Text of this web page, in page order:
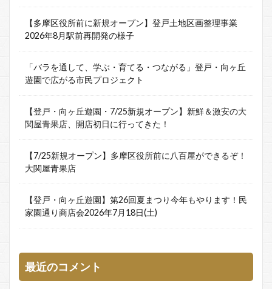
【多摩区役所前に新規オープン】登戸土地区画整理事業
2026年8月駅前再開発の様子
「バラを通して、学ぶ・育てる・つながる」登戸・向ヶ丘
遊園で広がる市民プロジェクト
【登戸・向ヶ丘遊園・7/25新規オープン】新鮮＆激安の大
関屋青果店、開店初日に行ってきた！
【7/25新規オープン】多摩区役所前に八百屋ができるぞ！
大関屋青果店
【登戸・向ヶ丘遊園】第26回夏まつり今年もやります！民
家園通り商店会2026年7月18日(土)
最近のコメント